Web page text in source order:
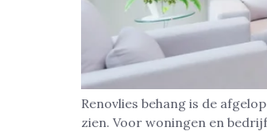
Renovlies behang is de
zien. Voor woningen en